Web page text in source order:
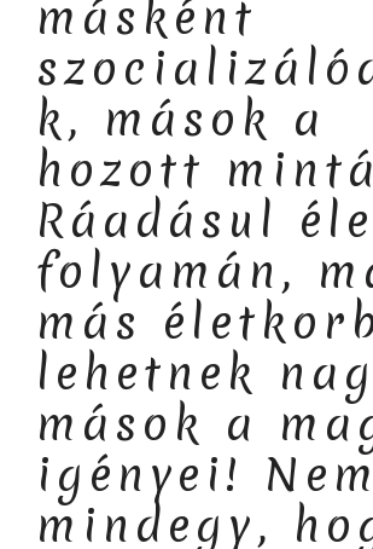
másként
k, mások a
hozott
Ráadásul
folyamán,
más
lehetnek
mások a
igényei! Nem
mindegy,